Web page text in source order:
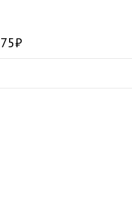
75